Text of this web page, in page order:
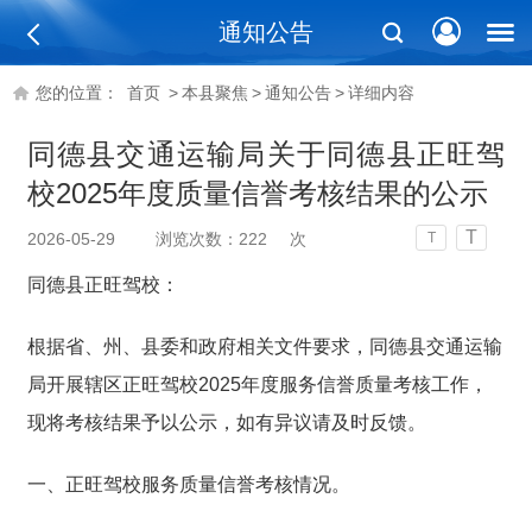
通知公告
您的位置： 首页 >本县聚焦 >通知公告>详细内容
同德县交通运输局关于同德县正旺驾
校2025年度质量信誉考核结果的公示
2026-05-29 浏览次数： 222 次 T T
同德县正旺驾校：
根据省、州、县委和政府相关文件要求，同德县交通运输
局开展辖区正旺驾校2025年度服务信誉质量考核工作，
现将考核结果予以公示，如有异议请及时反馈。
一、正旺驾校服务质量信誉考核情况。